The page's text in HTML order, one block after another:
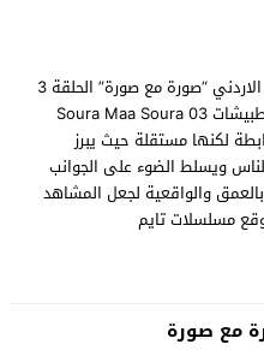
مشاهدة وتحميل مسلسل الكوميديا الاردني “صورة مع صورة” الحلقة 3
يقوم بدور البطولة كلا من :- حسين طبيشات Soura Maa Soura 03
لكنها مستقلة حيث يبرز
ويسلط الضوء على الجوانب
والواقعية لجعل المشاهد
مسلسلات تايم
مع صورة